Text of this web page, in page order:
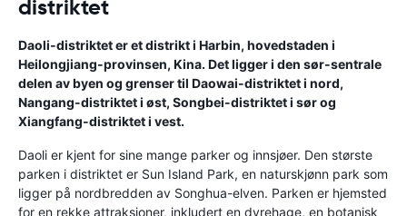
distriktet
Daoli-distriktet er et distrikt i Harbin, hovedstaden i
Heilongjiang-provinsen, Kina. Det ligger i den sør-sentrale
delen av byen og grenser til Daowai-distriktet i nord,
Nangang-distriktet i øst, Songbei-distriktet i sør og
Xiangfang-distriktet i vest.
Daoli er kjent for sine mange parker og innsjøer. Den største
parken i distriktet er Sun Island Park, en naturskjønn park som
ligger på nordbredden av Songhua-elven. Parken er hjemsted
for en rekke attraksjoner, inkludert en dyrehage, en botanisk